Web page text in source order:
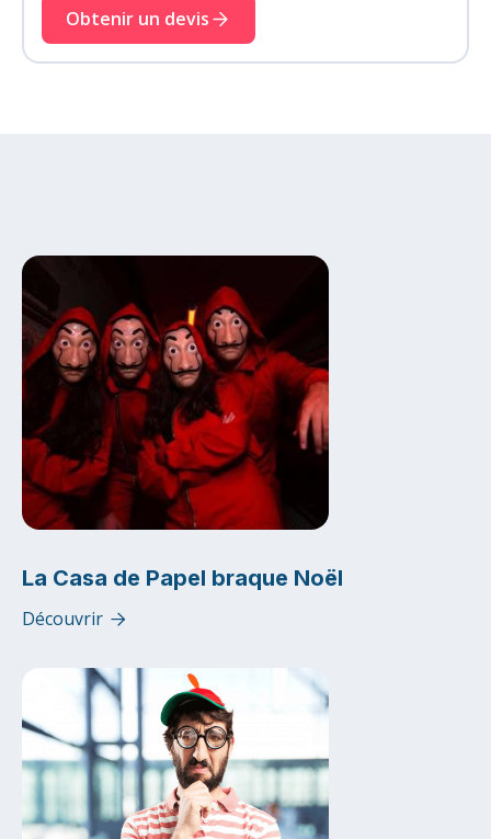
Obtenir un devis
La Casa de Papel braque Noël
Découvrir 